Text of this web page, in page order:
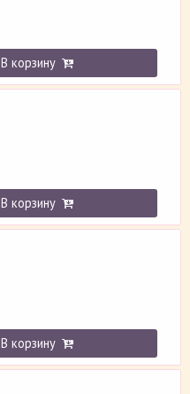
В корзину
В корзину
В корзину